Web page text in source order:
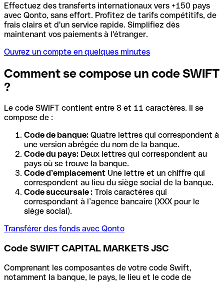
Effectuez des transferts internationaux vers +150 pays
avec Qonto, sans effort. Profitez de tarifs compétitifs, de
frais clairs et d'un service rapide. Simplifiez dès
maintenant vos paiements à l'étranger.
Ouvrez un compte en quelques minutes
Comment se compose un code SWIFT
?
Le code SWIFT contient entre 8 et 11 caractères. Il se
compose de :
Code de banque: Quatre lettres qui correspondent à
une version abrégée du nom de la banque.
Code du pays: Deux lettres qui correspondent au
pays où se trouve la banque.
Code d’emplacement Une lettre et un chiffre qui
correspondent au lieu du siège social de la banque.
Code succursale : Trois caractères qui
correspondant à l’agence bancaire (XXX pour le
siège social).
Transférer des fonds avec Qonto
Code SWIFT CAPITAL MARKETS JSC
Comprenant les composantes de votre code Swift,
notamment la banque, le pays, le lieu et le code de